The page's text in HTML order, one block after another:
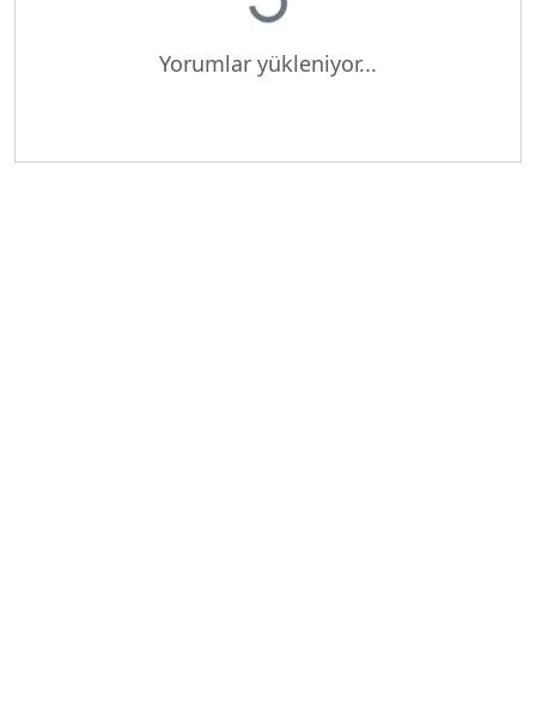
Yükleniyor...
Yorumlar yükleniyor...